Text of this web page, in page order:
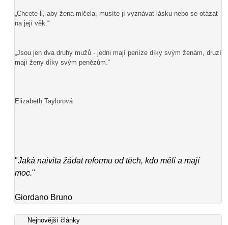
„Chcete-li, aby žena mlčela, musíte jí vyznávat lásku nebo se otázat
na její věk.“
„Jsou jen dva druhy mužů - jedni mají peníze díky svým ženám, druzí
mají ženy díky svým penězům.“
Elizabeth Taylorová
"Jaká naivita žádat reformu od těch, kdo měli a mají
moc."
Giordano Bruno
Nejnovější články